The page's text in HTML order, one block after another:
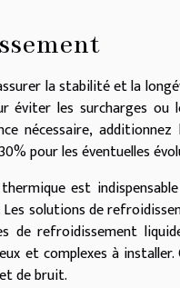
la stabilité et la
les surcharges ou
nécessaire,
pour les éventuelles
est
solutions de
de refroidissement
et complexes à
de bruit.